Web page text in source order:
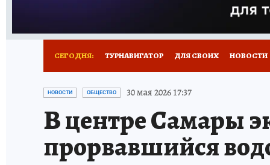
СЕГОДНЯ: ТУРНАВИГАТОР ДЛЯ СВОИХ НОВОСТИ
НАДЕЖНЫЕ РАБОТОДАТЕЛИ
НОВЫЙ ГОД В САМАРЕ КП В МАХ
КУЙБЫШЕВ - ФРОНТУ ИТОГИ ГОДА-2024
НОВОСТИ ОБЩЕСТВО 30 мая 2026 17:37
В центре Самары
прорвавшийся